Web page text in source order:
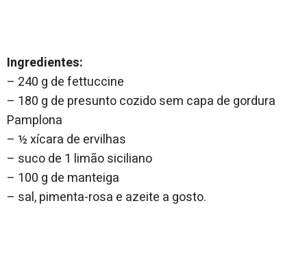
Ingredientes:
– 240 g de fettuccine
– 180 g de presunto cozido sem capa de gordura
Pamplona
– ½ xícara de ervilhas
– suco de 1 limão siciliano
– 100 g de manteiga
– sal, pimenta-rosa e azeite a gosto.